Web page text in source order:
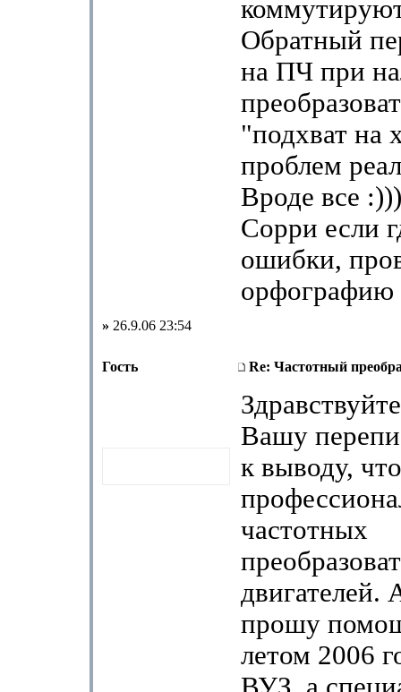
Обратный
на ПЧ при
"подхват на
проблем
Вроде все
Сорри если
ошибки,
орфографию
» 26.9.06 23:54
Гость Re: Частотный
Вашу
к выводу,
частотных
двигателей.
прошу
летом 2006